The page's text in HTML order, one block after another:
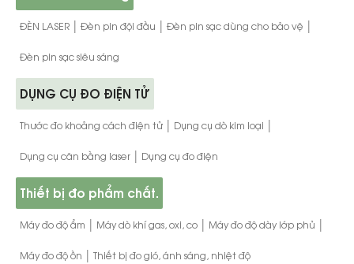
ĐÈN LASER | Đèn pin đội đầu | Đèn pin sạc dùng cho bảo vệ |
Đèn pin sạc siêu sáng
DỤNG CỤ ĐO ĐIỆN TỬ
Thước đo khoảng cách điện tử | Dụng cụ dò kim loại |
Dụng cụ cân bằng laser | Dụng cụ đo điện
Thiết bị đo phẩm chất.
Máy đo độ ẩm | Máy dò khí gas, oxi, co | Máy đo độ dày lớp phủ |
Máy đo độ ồn | Thiết bị đo gió, ánh sáng, nhiệt độ